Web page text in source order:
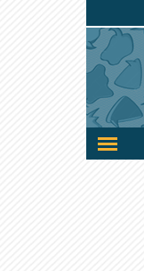
Ativar/
a